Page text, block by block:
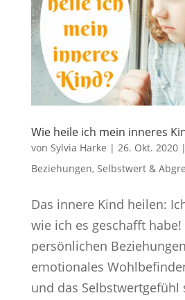
Wie heile ich mein inneres
von Sylvia Harke | 26. Okt. 2020|
Beziehungen, Selbstwert &
Das innere Kind heilen:
wie ich es geschafft
persönlichen
emotionales
und das Selbstwertgefühl